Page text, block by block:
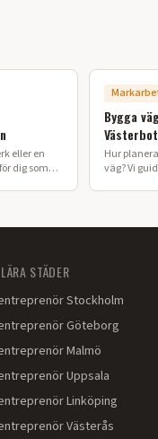
eller en
dig som
Bygga
Hur
väg? Vi
STÄDER
Stockholm
Göteborg
Malmö
Uppsala
Linköping
Västerås